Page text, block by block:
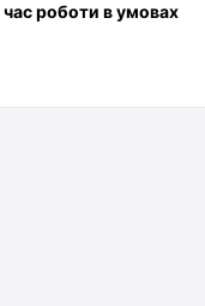
роботи в умовах